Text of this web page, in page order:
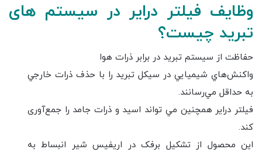
وظایف فیلتر درایر در سیستم های
تبرید چیست؟
حفاظت از سیستم تبرید در برابر ذرات هوا
واکنش‌هاي شيميايي در سيکل تبريد را با حذف ذرات خارجي
به حداقل مي‌رسانند.
فيلتر دراير همچنين مي تواند اسيد و ذرات جامد را جمع‌آوری
کند.
این محصول از تشکيل برفک در اريفيس شير انبساط به